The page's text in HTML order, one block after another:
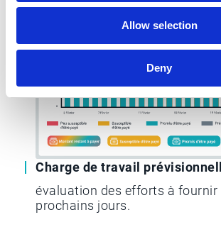
Allow selection
Deny
Charge de travail
évaluation des efforts à fournir
prochains jours.